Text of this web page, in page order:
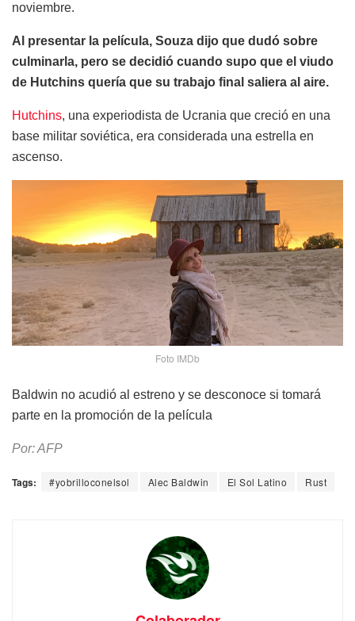
noviembre.
Al presentar la película, Souza dijo que dudó sobre
culminarla, pero se decidió cuando supo que el viudo
de Hutchins quería que su trabajo final saliera al aire.
Hutchins, una experiodista de Ucrania que creció en una
base militar soviética, era considerada una estrella en
ascenso.
Foto IMDb
Baldwin no acudió al estreno y se desconoce si tomará
parte en la promoción de la película
Por: AFP
Tags: #yobrilloconelsol Alec Baldwin El Sol Latino Rust